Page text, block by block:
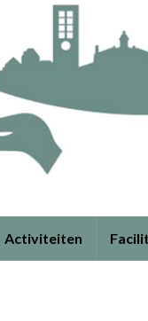
Activiteiten